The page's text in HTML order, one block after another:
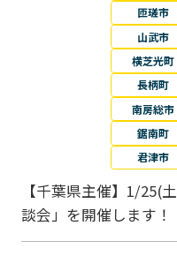
匝瑳市
山武市
横芝光町
長柄町
南房総市
鋸南町
君津市
【千葉県主催】1/25(
談会」を開催します！